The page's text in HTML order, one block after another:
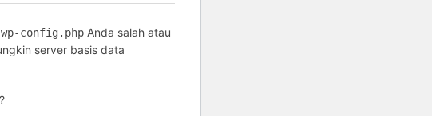
wp-config.php Anda salah atau
server basis data